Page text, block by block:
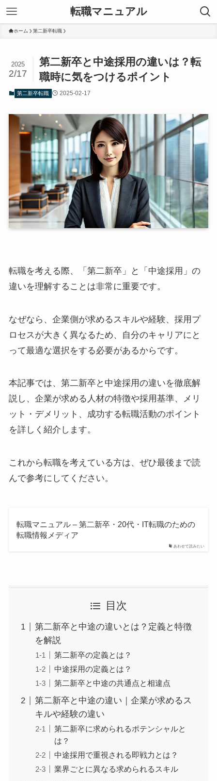
転職マニュアル
ホーム 第二新卒転職
第二新卒と中途採用の違いは？転
職時に気をつけるポイント
2025
2/17
第二新卒転職 2025-02-17
転職を考える際、「第二新卒」と「中途採用」の
違いを理解することは非常に重要です。
なぜなら、企業側が求めるスキルや経験、採用プ
ロセスが大きく異なるため、自分のキャリアにと
って最適な選択をする必要があるからです。
本記事では、第二新卒と中途採用の違いを徹底解
説し、企業が求める人材の特徴や採用基準、メリ
ット・デメリット、成功する転職活動のポイント
を詳しく紹介します。
これから転職を考えている方は、ぜひ最後まで読
んで参考にしてください。
あわせて読みたい
転職マニュアル – 第二新卒・20代・IT転職のための
転職情報メディア
目次
第二新卒と中途の違いとは？定義と特徴
を解説
第二新卒の定義とは？
中途採用の定義とは？
第二新卒と中途の共通点と相違点
第二新卒と中途の違い｜企業が求めるス
キルや経験の違い
第二新卒に求められるポテンシャルと
は？
中途採用で重視される即戦力とは？
業界ごとに異なる求められるスキル